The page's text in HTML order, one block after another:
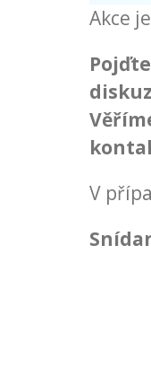
Akce
V